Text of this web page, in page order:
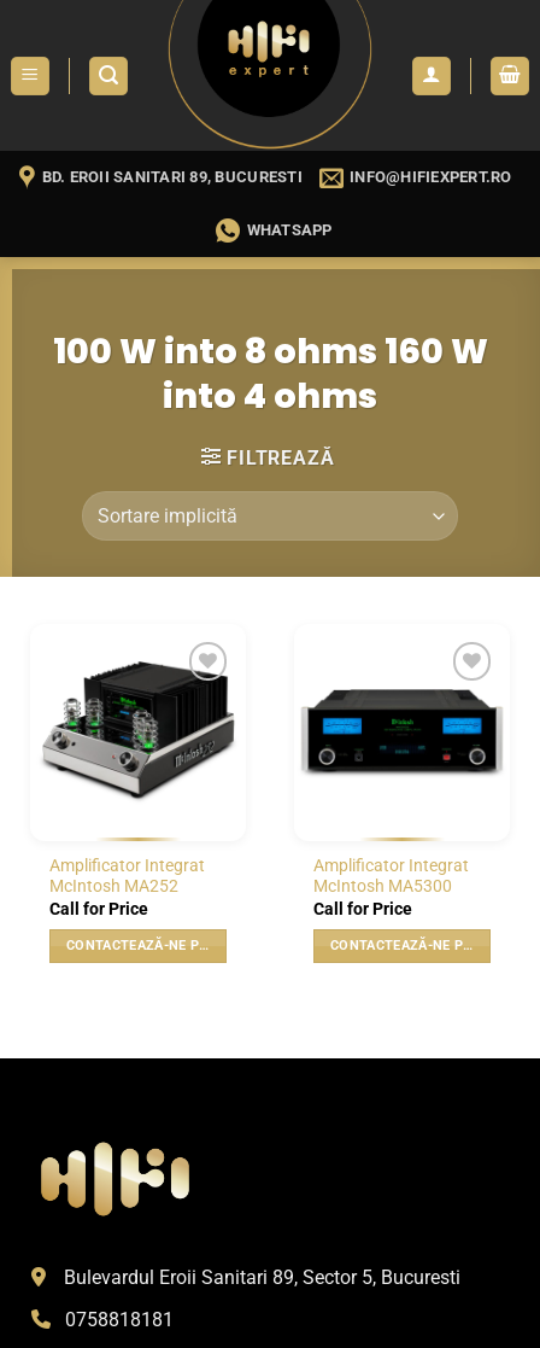
content
BD. EROII SANITARI 89, BUCURESTI INFO@HIFIEXPERT.RO
WHATSAPP
100 W into 8 ohms 160 W
into 4 ohms
FILTREAZĂ
WISHLIST
Amplificator Integrat
McIntosh MA252
Call for Price
CONTACTEAZĂ-NE PENTRU PREȚ
WISHLIST
Amplificator Integrat
McIntosh MA5300
Call for Price
CONTACTEAZĂ-NE PENTRU PREȚ
Bulevardul Eroii Sanitari 89, Sector 5, Bucuresti
0758818181